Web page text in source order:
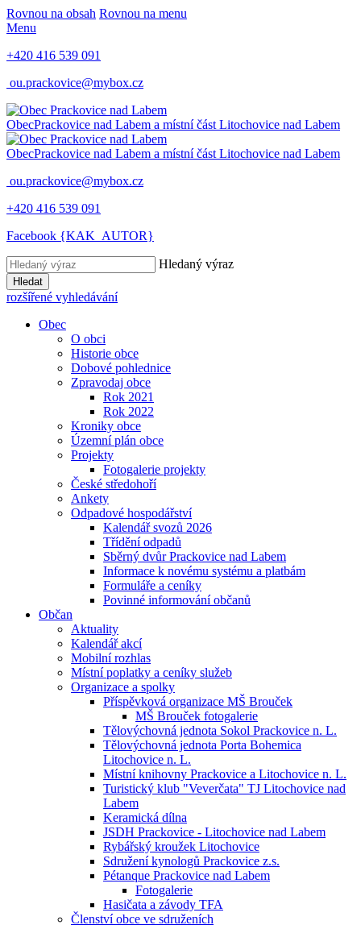
Rovnou na obsah Rovnou na menu
Menu
+420 416 539 091
ou.prackovice@mybox.cz
ObecPrackovice nad Labem a místní část Litochovice nad Labem
ObecPrackovice nad Labem a místní část Litochovice nad Labem
ou.prackovice@mybox.cz
+420 416 539 091
Facebook {KAK_AUTOR}
Hledaný výraz
Hledat
rozšířené vyhledávání
Obec
O obci
Historie obce
Dobové pohlednice
Zpravodaj obce
Rok 2021
Rok 2022
Kroniky obce
Územní plán obce
Projekty
Fotogalerie projekty
České středohoří
Ankety
Odpadové hospodářství
Kalendář svozů 2026
Třídění odpadů
Sběrný dvůr Prackovice nad Labem
Informace k novému systému a platbám
Formuláře a ceníky
Povinné informování občanů
Občan
Aktuality
Kalendář akcí
Mobilní rozhlas
Místní poplatky a ceníky služeb
Organizace a spolky
Příspěvková organizace MŠ Brouček
MŠ Brouček fotogalerie
Tělovýchovná jednota Sokol Prackovice n. L.
Tělovýchovná jednota Porta Bohemica
Litochovice n. L.
Místní knihovny Prackovice a Litochovice n. L.
Turistický klub "Veverčata" TJ Litochovice nad
Labem
Keramická dílna
JSDH Prackovice - Litochovice nad Labem
Rybářský kroužek Litochovice
Sdružení kynologů Prackovice z.s.
Pétanque Prackovice nad Labem
Fotogalerie
Hasičata a závody TFA
Členství obce ve sdruženích